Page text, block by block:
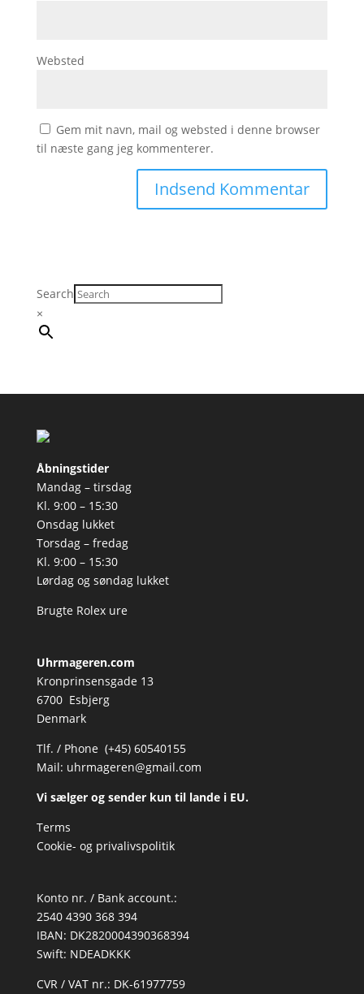
Websted
Gem mit navn, mail og websted i denne browser
til næste gang jeg kommenterer.
Search
×
Åbningstider
Mandag – tirsdag
Kl. 9:00 – 15:30
Onsdag lukket
Torsdag – fredag
Kl. 9:00 – 15:30
Lørdag og søndag lukket
Brugte Rolex ure
Uhrmageren.com
Kronprinsensgade 13
6700 Esbjerg
Denmark
Tlf. / Phone (+45) 60540155
Mail: uhrmageren@gmail.com
Vi sælger og sender kun til lande i EU.
Terms
Cookie- og privalivspolitik
Konto nr. / Bank account.:
2540 4390 368 394
IBAN: DK2820004390368394
Swift: NDEADKKK
CVR / VAT nr.: DK-61977759